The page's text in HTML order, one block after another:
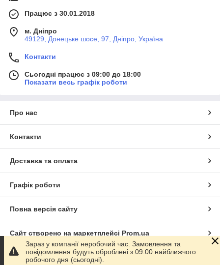
Працює з 30.01.2018
м. Дніпро
49129, Донецьке шосе, 97, Дніпро, Україна
Контакти
Сьогодні працює з 09:00 до 18:00
Показати весь графік роботи
Про нас
Контакти
Доставка та оплата
Графік роботи
Повна версія сайту
Сайт створено на маркетплейсі Prom.ua
Політика конфіденційності
Зараз у компанії неробочий час. Замовлення та
повідомлення будуть оброблені з 09:00 найближчого
робочого дня (сьогодні).